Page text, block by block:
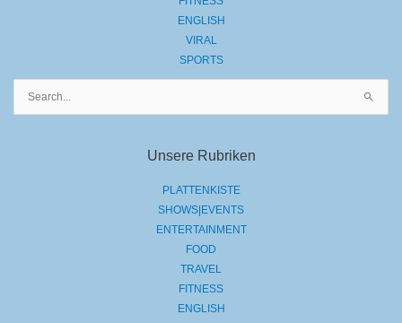
ENGLISH
VIRAL
SPORTS
Unsere Rubriken
PLATTENKISTE
SHOWS|EVENTS
ENTERTAINMENT
FOOD
TRAVEL
FITNESS
ENGLISH